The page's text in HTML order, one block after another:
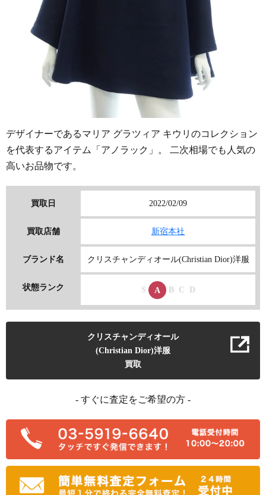
デザイナーであるマリア グラツィア キウリのコレクション
を代表するアイテム「アノラック」。 二次相場でも人気の
高いお品物です。
買取日 2022/02/09
買取店舗 新宿本社
ブランド名 クリスチャンディオール(Christian Dior)洋服
状態ランク S A B C D
クリスチャンディオール
(Christian Dior)洋服
買取
- すぐに査定をご希望の方 -